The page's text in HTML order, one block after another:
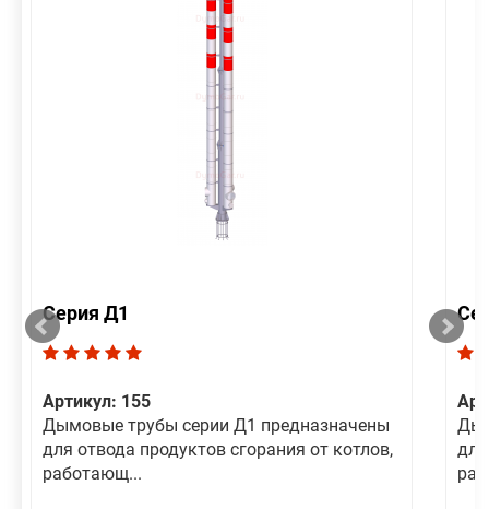
Серия Д1
Артикул: 155
Дымовые трубы серии Д1 предназначены
для отвода продуктов сгорания от котлов,
работающ...